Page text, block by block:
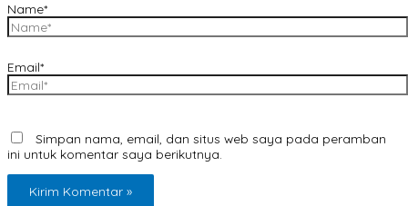
Name*
Email*
Simpan nama, email, dan situs web saya pada peramban
ini untuk komentar saya berikutnya.